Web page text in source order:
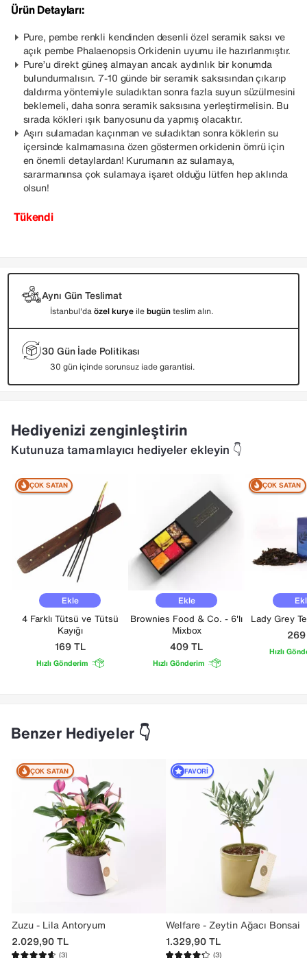
Ürün Detayları:
Pure, pembe renkli kendinden desenli özel seramik saksı ve
açık pembe Phalaenopsis Orkidenin uyumu ile hazırlanmıştır.
Pure’u direkt güneş almayan ancak aydınlık bir konumda
bulundurmalısın. 7-10 günde bir seramik saksısından çıkarıp
daldırma yöntemiyle suladıktan sonra fazla suyun süzülmesini
beklemeli, daha sonra seramik saksısına yerleştirmelisin. Bu
sırada kökleri ışık banyosunu da yapmış olacaktır.
Aşırı sulamadan kaçınman ve suladıktan sonra köklerin su
içersinde kalmamasına özen göstermen orkidenin ömrü için
en önemli detaylardan! Kurumanın az sulamaya,
sararmanınsa çok sulamaya işaret olduğu lütfen hep aklında
olsun!
Tükendi
Aynı Gün Teslimat
İstanbul'daözel kurye ilebugünteslim alın.
30 Gün İade Politikası
30 gün içinde sorunsuz iade garantisi.
Hediyenizi zenginleştirin
Kutunuza tamamlayıcı hediyeler ekleyin 👇
Ekle
4 Farklı Tütsü ve Tütsü
Kayığı
169TL
ÇOK SATAN
Hızlı Gönderim
Ekle
Brownies Food & Co. - 6'lı
Mixbox
409TL
Hızlı Gönderim
Lady Grey
Hızlı
ÇOK SATAN
Benzer Hediyeler 👇
Zuzu - Lila Antoryum
2.029,90TL
(3)
ÇOK SATAN
Welfare - Zeytin Ağacı Bonsai
1.329,90TL
(3)
FAVORI